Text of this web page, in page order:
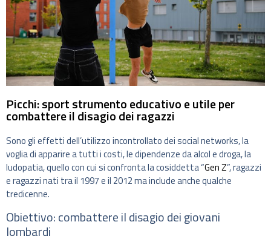
Picchi: sport strumento educativo e utile per
combattere il disagio dei ragazzi
Sono gli effetti dell’utilizzo incontrollato dei social networks, la
voglia di apparire a tutti i costi, le dipendenze da alcol e droga, la
ludopatia, quello con cui si confronta la cosiddetta “Gen Z”, ragazzi
e ragazzi nati tra il 1997 e il 2012 ma include anche qualche
tredicenne.
Obiettivo: combattere il disagio dei giovani
lombardi